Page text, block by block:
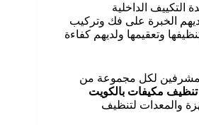
التكييف الداخلية
الخبرة على فك وتركيب
وتعقيمها ولديهم كفاءة
لكل مجموعة من
مكيفات بالكويت
والمعدات لتنظيف